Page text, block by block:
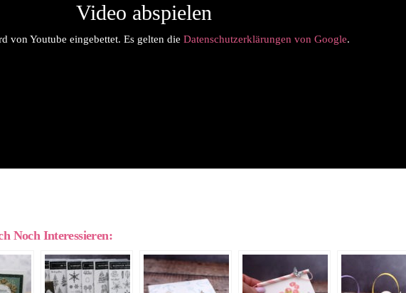
Video abspielen
von Youtube eingebettet. Es gelten die Datenschutzerklärungen von Google.
Noch Interessieren: